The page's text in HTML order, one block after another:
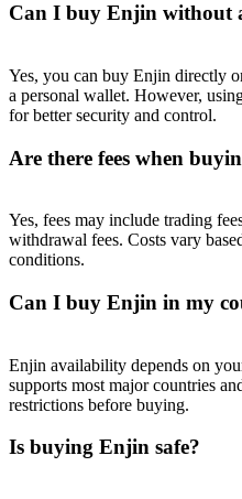
Can I buy Enjin without
Yes, you can buy Enjin directly
a personal wallet. However,
for better security and control.
Are there fees when
Yes, fees may include trading
withdrawal fees. Costs vary
conditions.
Can I buy Enjin in my
Enjin availability depends on
supports most major countries
restrictions before buying.
Is buying Enjin safe?